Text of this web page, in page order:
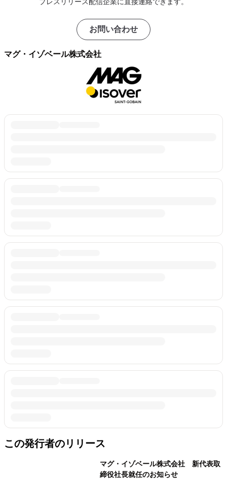
お問い合わせ
マグ・イゾベール株式会社
この発行者のリリース
マグ・イゾベール株式会社 新代表取
締役社長就任のお知らせ